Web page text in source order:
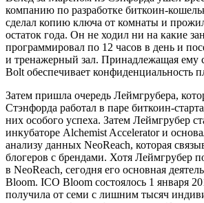
компанию по разработке биткоин-
сделал копию ключа от комнаты и
остаток года. Он не ходил ни на какие
программировал по 12 часов в день и
и тренажерный зал. Принадлежащая ему
Bolt обеспечивает конфиденциальность
Затем пришла очередь Леймгрубера,
Стэнфорда работал в паре биткоин-
них особого успеха. Затем Леймгрубер
инкубаторе Alchemist Accelerator и
анализу данных NeoReach, которая
блогеров с брендами. Хотя Леймгрубер
в NeoReach, сегодня его основная
Bloom. ICO Bloom состоялось 1 января
получила от семи с лишним тысяч